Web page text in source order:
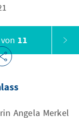
von 11
Angela Merkel